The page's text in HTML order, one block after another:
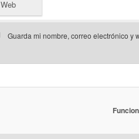
Web
Guarda mi nombre, correo electrónico y